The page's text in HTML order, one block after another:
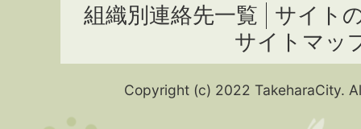
組織別連絡先一覧
サイト
サイトマッ
Copyright (c) 2022 TakeharaCity.